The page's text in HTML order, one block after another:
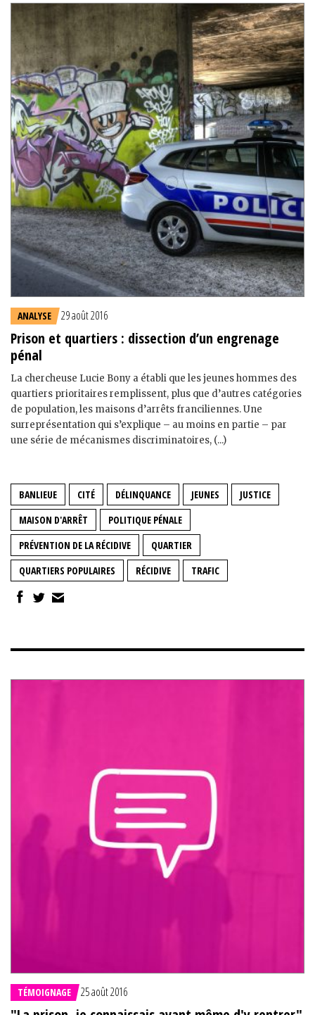
ANALYSE 29 août 2016
Prison et quartiers : dissection d’un engrenage
pénal
La chercheuse Lucie Bony a établi que les jeunes hommes des
quartiers prioritaires remplissent, plus que d’autres catégories
de population, les maisons d’arrêts franciliennes. Une
surreprésentation qui s’explique – au moins en partie – par
une série de mécanismes discriminatoires, (...)
BANLIEUE CITÉ DÉLINQUANCE JEUNES
JUSTICE
MAISON D'ARRÊT
POLITIQUE PÉNALE
PRÉVENTION DE LA RÉCIDIVE
QUARTIER
QUARTIERS POPULAIRES
RÉCIDIVE TRAFIC
TÉMOIGNAGE 25 août 2016